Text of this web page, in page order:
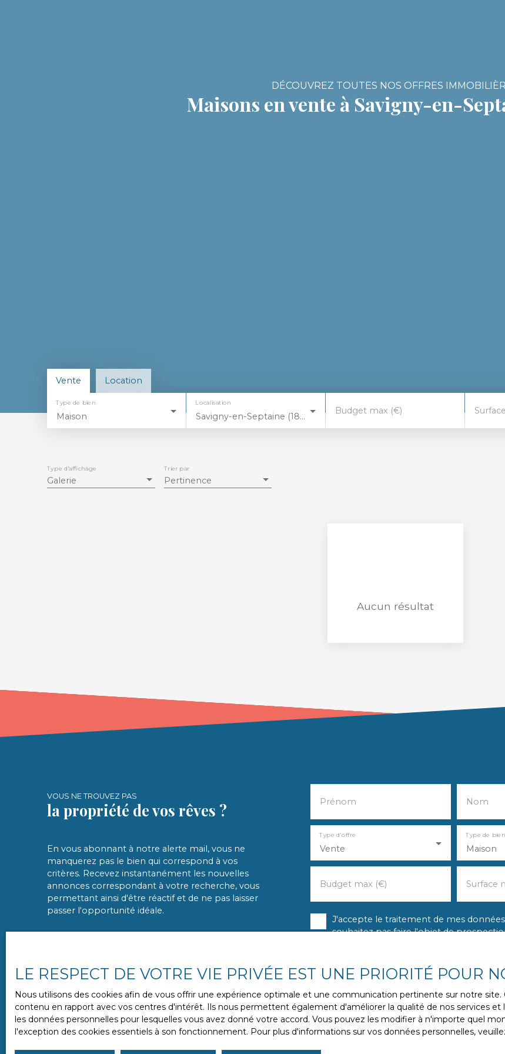
DÉCOUVREZ TOUTES NOS OFFRES
Maisons en vente à Savigny-en-
Vente Location
Maison
Type de bien
Savigny-en-Septaine (18390)
Localisation
Budget max (€)
Galerie
Type d'affichage
Pertinence
Trier par
Aucun résultat
VOUS NE TROUVEZ PAS
la propriété de vos rêves ?
En vous abonnant à notre alerte mail, vous ne
manquerez pas le bien qui correspond à vos
critères. Recevez instantanément les nouvelles
annonces correspondant à votre recherche, vous
permettant ainsi d'être réactif et de ne pas laisser
passer l'opportunité idéale.
Prénom Nom
Vente
Type d'offre
Maison
Type de bien
Budget max (€) Surface
J'accepte le traitement de mes
souhaitez pas faire l'objet de
courrier adressé à :
Société Worldline, Service Bloctel, CS
Pour en savoir plus sur le traitement
politique de confidentialité.
LE RESPECT DE VOTRE VIE PRIVÉE EST UNE PRIORITÉ POUR
Nous utilisons des cookies afin de vous offrir une expérience optimale et une communication pertinente sur notre site.
contenu en rapport avec vos centres d'intérêt. Ils nous permettent également d'améliorer la qualité de nos services
les données personnelles pour lesquelles vous avez donné votre accord. Vous pouvez les modifier à n'importe quel
l'exception des cookies essentiels à son fonctionnement. Pour plus d'informations sur vos données personnelles,